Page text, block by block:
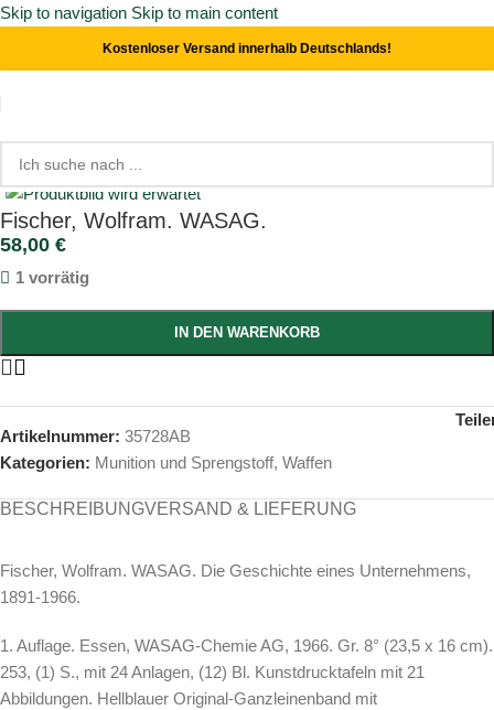
Skip to navigation Skip to main content
Kostenloser Versand innerhalb Deutschlands!
Start/ Waffen /Munition und Sprengstoff
Click to enlarge
Fischer, Wolfram. WASAG.
58,00 €
1 vorrätig
IN DEN WARENKORB
Artikelnummer: 35728AB
Kategorien: Munition und Sprengstoff, Waffen
BESCHREIBUNGVERSAND & LIEFERUNG
Fischer, Wolfram. WASAG. Die Geschichte eines Unternehmens,
1891-1966.
1. Auflage. Essen, WASAG-Chemie AG, 1966. Gr. 8° (23,5 x 16 cm).
253, (1) S., mit 24 Anlagen, (12) Bl. Kunstdrucktafeln mit 21
Abbildungen. Hellblauer Original-Ganzleinenband mit